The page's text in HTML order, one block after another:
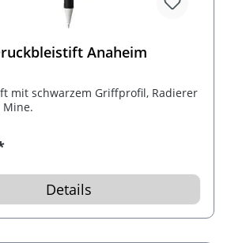
Anaheim
mit schwarzem Griffprofil, Radierer
Mine.
Details